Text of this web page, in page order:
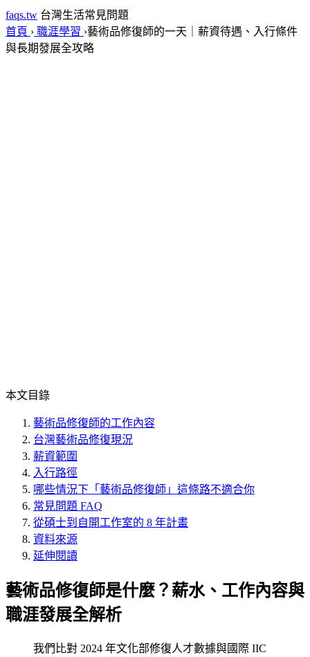
faqs.tw 台灣生活常見問題
首頁 › 職涯學習 ›藝術品修復師的一天｜薪資待遇、入行條件
與長期發展全攻略
本文目錄
藝術品修復師的工作內容
台灣藝術品修復現況
薪資範圍
入行路徑
哪些情況下「藝術品修復師」這條路不適合你
常見問題 FAQ
從碩士到自開工作室的 8 年計畫
資料來源
延伸閱讀
藝術品修復師是什麼？薪水、工作內容與
職涯發展全解析
我們比對 2024 年文化部修復人才數據與國際 IIC